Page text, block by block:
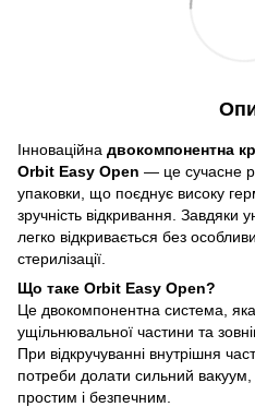
Інноваційна двокомпонентна
Orbit Easy Open — це сучасне
упаковки, що поєднує високу
зручність відкривання. Завдяки
легко відкривається без
стерилізації.
Що таке Orbit Easy Open?
Це двокомпонентна система, яка
ущільнювальної частини та
При відкручуванні внутрішня
потреби долати сильний
простим і безпечним.